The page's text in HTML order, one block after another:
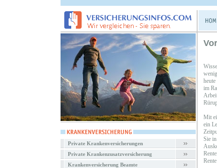
Private Krankenversicherungen
Private Krankenzusatzversicherung
Krankenversicherung Beamte
im
Mit
ein
Sie